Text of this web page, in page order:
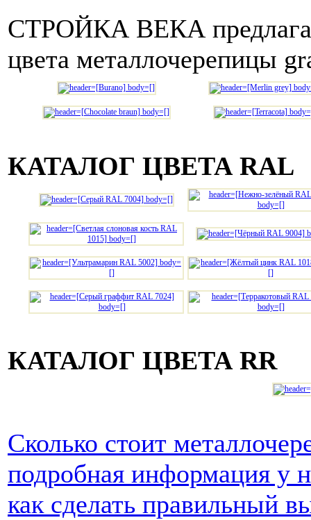
СТРОЙКА ВЕКА
цвета металлочерепицы
КАТАЛОГ ЦВЕТА RAL
КАТАЛОГ ЦВЕТА RR
Сколько стоит
подробная информация у
как сделать правильный